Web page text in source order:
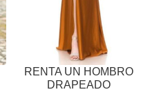
RENTA UN HOMBRO
DRAPEADO
DE